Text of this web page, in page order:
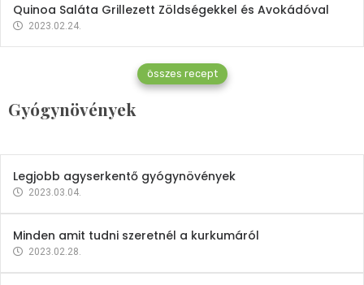
Quinoa Saláta Grillezett Zöldségekkel és Avokádóval
2023.02.24.
összes recept
Gyógynövények
Gyógynövények
Mindent a petrezselyemről
2023.12.21.
Legjobb agyserkentő gyógynövények
2023.03.04.
Minden amit tudni szeretnél a kurkumáról
2023.02.28.